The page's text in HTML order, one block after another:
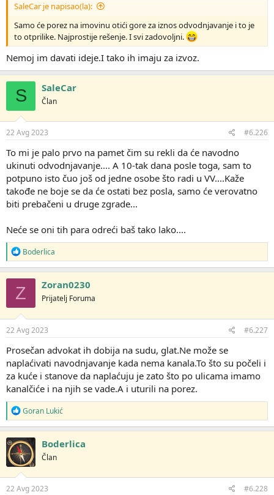
SaleCar je napisao(la):
Samo će porez na imovinu otići gore za iznos odvodnjavanje i to je
to otprilike. Najprostije rešenje. I svi zadovoljni.
Nemoj im davati ideje.I tako ih imaju za izvoz.
S SaleCar
Član
22 Avg 2023 #6.226
To mi je palo prvo na pamet čim su rekli da će navodno
ukinuti odvodnjavanje.... A 10-tak dana posle toga, sam to
potpuno isto čuo još od jedne osobe što radi u VV....Kaže
takođe ne boje se da će ostati bez posla, samo će verovatno
biti prebačeni u druge zgrade...
Neće se oni tih para odreći baš tako lako....
R
e
a
g
o
v
a
n
j
:
Boderlica
Z Zoran0230
Prijatelj Foruma
22 Avg 2023 #6.227
Prosečan advokat ih dobija na sudu, glat.Ne može se
naplaćivati navodnjavanje kada nema kanala.To što su počeli i
za kuće i stanove da naplaćuju je zato što po ulicama imamo
kanalčiće i na njih se vade.A i uturili na porez.
R
e
a
g
o
v
a
n
j
Goran Lukić
Boderlica
Član
22 Avg 2023 #6.228